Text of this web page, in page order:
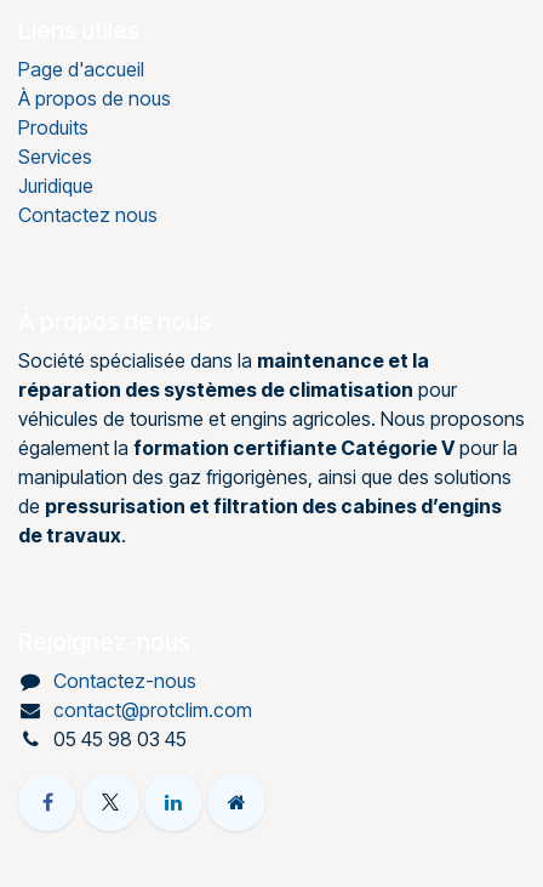
Page d'accueil
À propos de nous
Produits
Services
Juridique
Contactez nous
Société spécialisée dans la maintenance et la
réparation des systèmes de climatisation pour
véhicules de tourisme et engins agricoles. Nous proposons
également la formation certifiante Catégorie Vpour la
manipulation des gaz frigorigènes, ainsi que des solutions
de pressurisation et filtration des cabines d’engins
de travaux.
Contactez-nous
contact@protclim.com
05 45 98 03 45